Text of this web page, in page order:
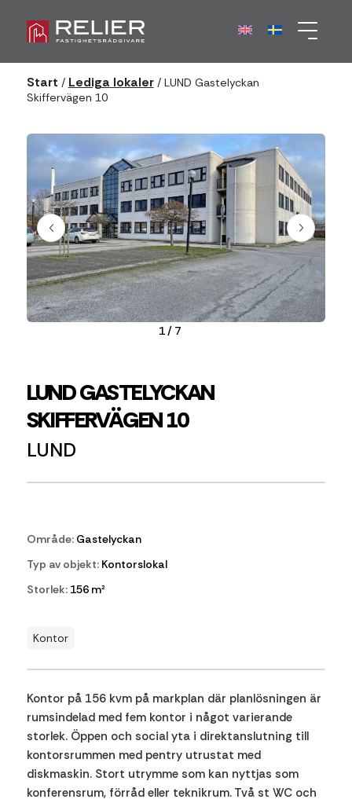
Start / Lediga lokaler/ LUND Gastelyckan
Skiffervägen 10
1/ 7
LUND GASTELYCKAN
SKIFFERVÄGEN 10
LUND
Område:Gastelyckan
Typ av objekt:Kontorslokal
Storlek:156 m²
Kontor
Kontor på 156 kvm på markplan där planlösningen är
rumsindelad med fem kontor i något varierande
storlek. Öppen och social yta i direktanslutning till
kontorsrummen med pentry utrustat med
diskmaskin. Stort utrymme som kan nyttjas som
konferensrum, förråd eller teknikrum. Två st WC och